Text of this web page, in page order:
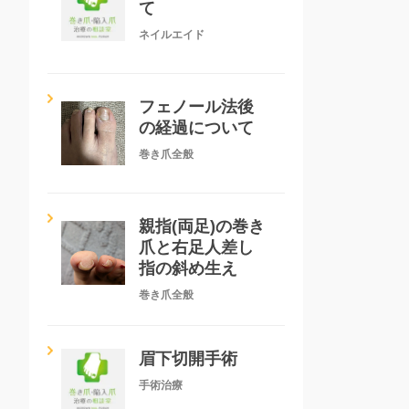
て
ネイルエイド
フェノール法後
の経過について
巻き爪全般
親指(両足)の巻き
爪と右足人差し
指の斜め生え
巻き爪全般
眉下切開手術
手術治療